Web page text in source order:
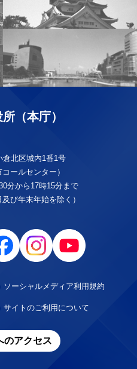
（本庁）
北区城内1番1号
ールセンター）
分から17時15分まで
び年末年始を除く）
ソーシャルメディア利用規約
サイトのご利用について
のアクセス